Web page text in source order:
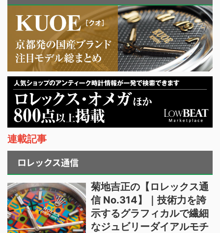
連載記事
ロレックス通信
菊地吉正の【ロレックス通
信 No.314】｜技術力を誇
示するグラフィカルで繊細
なジュビリーダイアルモチ